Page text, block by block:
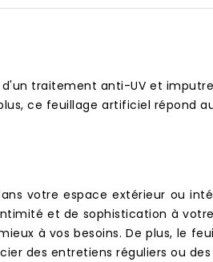
traitement anti-UV et
ce feuillage artificiel répond
votre espace extérieur ou
et de sophistication à
à vos besoins. De plus, le
des entretiens réguliers ou